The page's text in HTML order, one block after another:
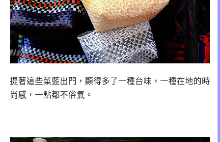
提著這些菜籃出門，顯得多了一種台味，一種在地的時
尚感，一點都不俗氣。